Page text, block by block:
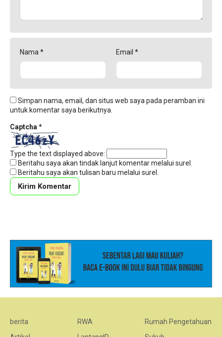
Nama* Email *
Simpan nama, email, dan situs web saya pada peramban ini
untuk komentar saya berikutnya.
Captcha*
Type the text displayed above:
Beritahu saya akan tindak lanjut komentar melalui surel.
Beritahu saya akan tulisan baru melalui surel.
berita
RWA
Rumah Pengetahuan